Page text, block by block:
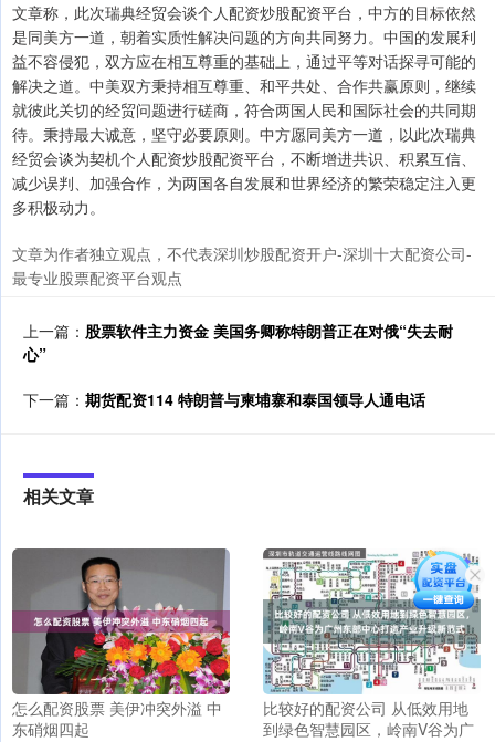
文章称，此次瑞典经贸会谈个人配资炒股配资平台，中方的目标依然
是同美方一道，朝着实质性解决问题的方向共同努力。中国的发展利
益不容侵犯，双方应在相互尊重的基础上，通过平等对话探寻可能的
解决之道。中美双方秉持相互尊重、和平共处、合作共赢原则，继续
就彼此关切的经贸问题进行磋商，符合两国人民和国际社会的共同期
待。秉持最大诚意，坚守必要原则。中方愿同美方一道，以此次瑞典
经贸会谈为契机个人配资炒股配资平台，不断增进共识、积累互信、
减少误判、加强合作，为两国各自发展和世界经济的繁荣稳定注入更
多积极动力。
文章为作者独立观点，不代表深圳炒股配资开户-深圳十大配资公司-
最专业股票配资平台观点
上一篇： 股票软件主力资金 美国务卿称特朗普正在对俄“失去耐
心”
下一篇： 期货配资114 特朗普与柬埔寨和泰国领导人通电话
相关文章
怎么配资股票 美伊冲突外溢 中
东硝烟四起
比较好的配资公司 从低效用地
到绿色智慧园区，岭南V谷为广